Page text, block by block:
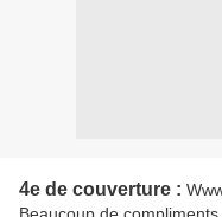
4e de couverture :